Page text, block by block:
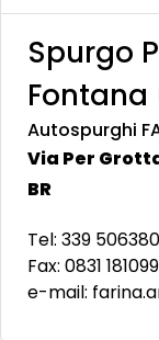
Spurgo
Fontana
Autospurghi
Via Per
BR
Tel: 339
Fax: 0831
e-mail: